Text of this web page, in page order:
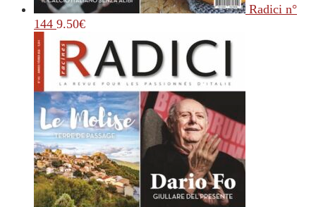
Radici n°
144 9.50€